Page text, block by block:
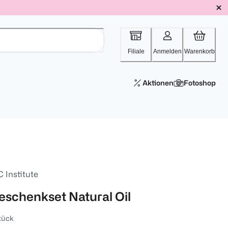
Filiale Anmelden Warenkorb
Aktionen Fotoshop
Institute
Natural Oil